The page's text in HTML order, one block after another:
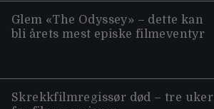
Glem «The Odyssey» – dette kan
bli årets mest episke filmeventyr
Skrekkfilmregissør død – tre uker